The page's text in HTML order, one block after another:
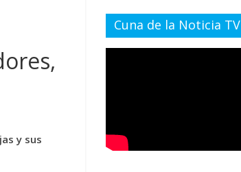
y sus
Cuna de la Noticia TV